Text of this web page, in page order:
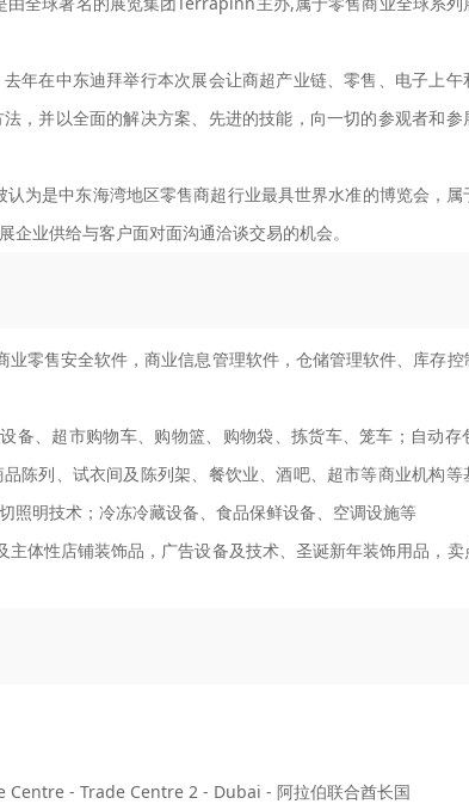
年在中东迪拜举行本次展会让商超产业链、零售、电子上午
，并以全面的解决方案、先进的技能，向一切的参观者和参
为是中东海湾地区零售商超行业最具世界水准的博览会，属
业供给与客户面对面沟通洽谈交易的机会。
零售安全软件，商业信息管理软件，仓储管理软件、库存控
备、超市购物车、购物篮、购物袋、拣货车、笼车；自动存
陈列、试衣间及陈列架、餐饮业、酒吧、超市等商业机构等
照明技术；冷冻冷藏设备、食品保鲜设备、空调设施等
主体性店铺装饰品，广告设备及技术、圣诞新年装饰用品，卖
Centre - Trade Centre 2 - Dubai - 阿拉伯联合酋长国